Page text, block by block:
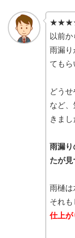
以前
雨漏り
てもら
どう
など
きまし
雨漏り
たが見
雨樋は
それも
仕上が